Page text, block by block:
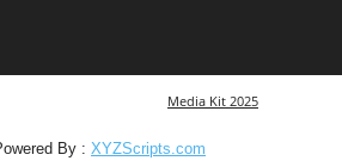
Media Kit 2025
By : XYZScripts.com